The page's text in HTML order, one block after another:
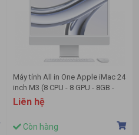
Máy tính All in One Apple iMac 24
inch M3 (8 CPU - 8 GPU - 8GB -
256GB) MQR93SA/A -Bạc
Liên hệ
Còn hàng